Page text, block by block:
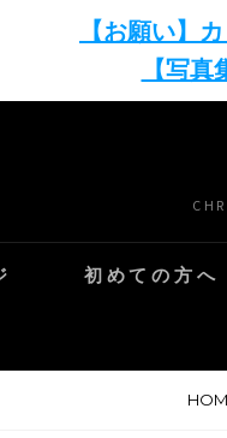
【お願い】
【写
初めての方へ